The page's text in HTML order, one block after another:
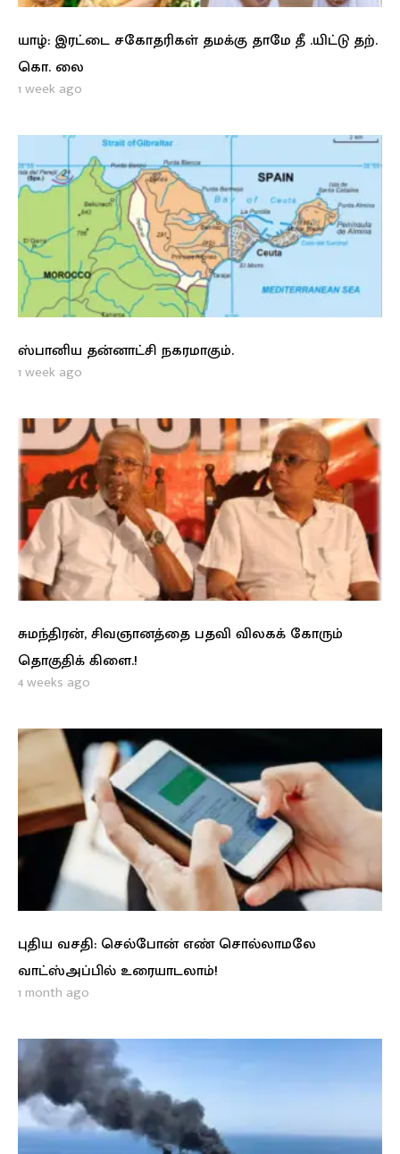
யாழ்: இரட்டை சகோதரிகள் தமக்கு தாமே தீ .யிட்டு தற்.
கொ. லை
1 week ago
ஸ்பானிய தன்னாட்சி நகரமாகும்.
1 week ago
சுமந்திரன், சிவஞானத்தை பதவி விலகக் கோரும்
தொகுதிக் கிளை.!
4 weeks ago
புதிய வசதி: செல்போன் எண் சொல்லாமலே
வாட்ஸ்அப்பில் உரையாடலாம்!
1 month ago